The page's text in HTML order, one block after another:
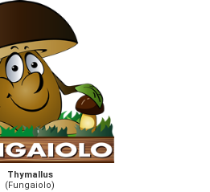
Thymallus
(Fungaiolo)